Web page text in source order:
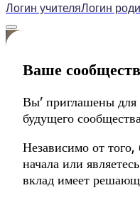
Логин учителяЛогин
Ваше
Вы’ приглашены
будущего
Независимо от
начала или
вклад имеет